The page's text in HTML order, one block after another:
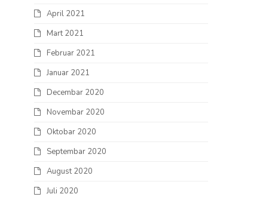
April 2021
Mart 2021
Februar 2021
Januar 2021
Decembar 2020
Novembar 2020
Oktobar 2020
Septembar 2020
August 2020
Juli 2020